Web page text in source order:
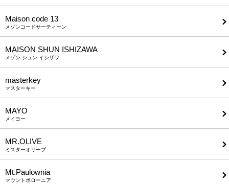
Maison code 13
メゾンコードサーティーン
MAISON SHUN ISHIZAWA
メゾン シュン イシザワ
masterkey
マスターキー
MAYO
メイヨー
MR.OLIVE
ミスターオリーブ
Mt.Paulownia
マウントポローニア